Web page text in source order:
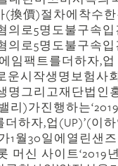
(換價)절차에착수한
의로5명도불구속입
의로5명도불구속입
임팩트를더하자,업
운시작생명보험사
명그리고재단법인
리)가진행하는‘2019
하자,업(UP)’(이하
1월30일에열린샌즈
머신 사이트‘2019년